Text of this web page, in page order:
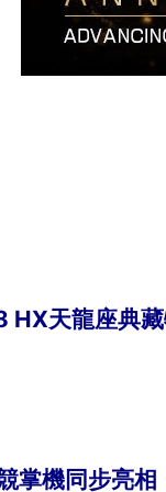
HX天龍座典
掌機同步亮相